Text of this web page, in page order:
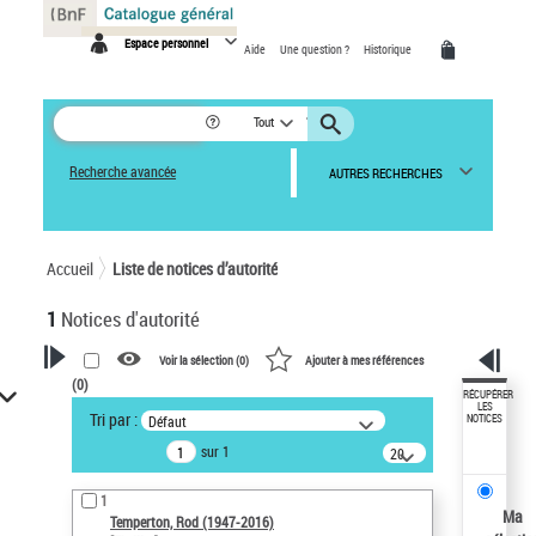
Espace personnel Aide Une question ? Historique
Tout
Recherche avancée AUTRES RECHERCHES
Accueil Liste de notices d’autorité
1 Notices d'autorité
VOTRE RECHERCHE
Recherche avancée dans les
notices d’autorité
Œuvres liées à l'auteur :
Temperton, Rod (1947-2016)
Voir la sélection (0) Ajouter à mes références
(0)
Tri par : Défaut
sur 1
20
résultats/page
1
Temperton, Rod (1947-2016)
RÉCUPÉRER
LES
NOTICES
Ma
Panneau de gestion des cookies